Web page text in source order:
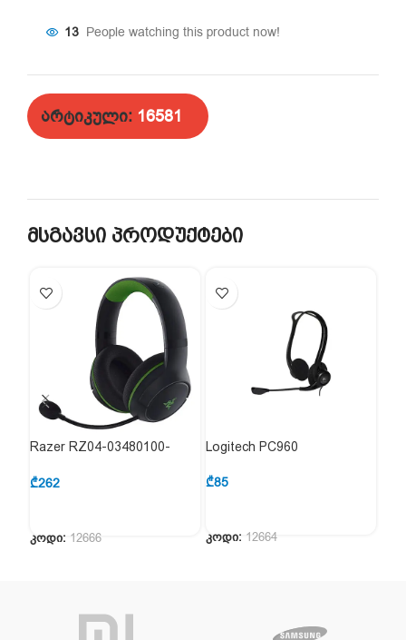
13 People watching this product now!
არტიკული: 16581
მსგავსი პროდუქტები
Razer RZ04-03480100-
₾262
კოდი: 12666
Logitech PC960
₾85
კოდი: 12664